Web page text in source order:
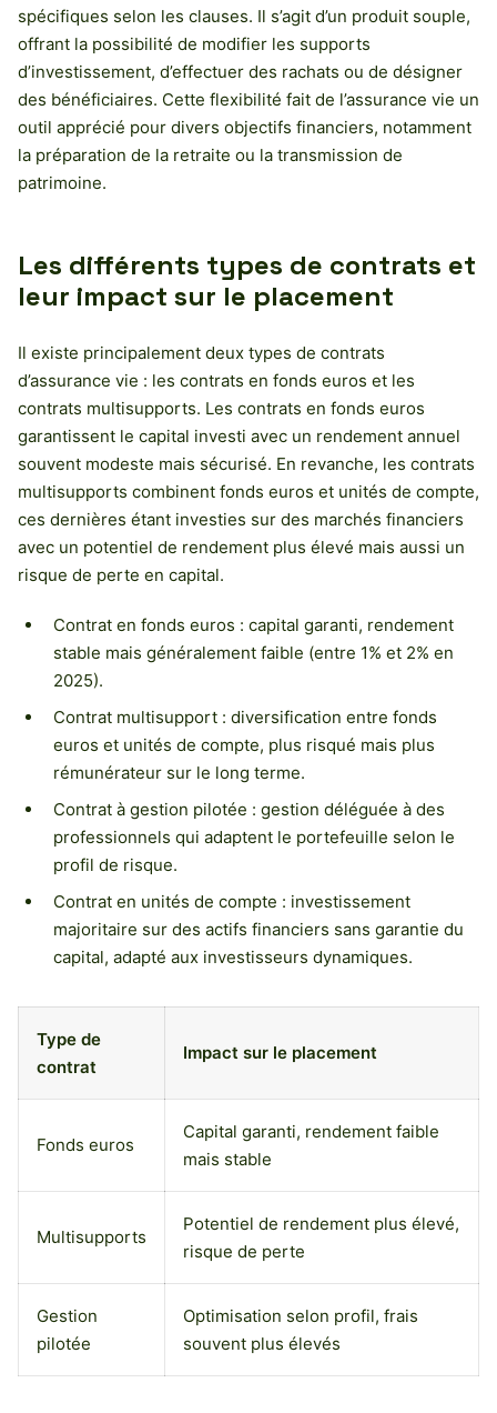
spécifiques selon les clauses. Il s’agit d’un produit souple,
offrant la possibilité de modifier les supports
d’investissement, d’effectuer des rachats ou de désigner
des bénéficiaires. Cette flexibilité fait de l’assurance vie un
outil apprécié pour divers objectifs financiers, notamment
la préparation de la retraite ou la transmission de
patrimoine.
Les différents types de contrats et
leur impact sur le placement
Il existe principalement deux types de contrats
d’assurance vie : les contrats en fonds euros et les
contrats multisupports. Les contrats en fonds euros
garantissent le capital investi avec un rendement annuel
souvent modeste mais sécurisé. En revanche, les contrats
multisupports combinent fonds euros et unités de compte,
ces dernières étant investies sur des marchés financiers
avec un potentiel de rendement plus élevé mais aussi un
risque de perte en capital.
Contrat en fonds euros : capital garanti, rendement
stable mais généralement faible (entre 1% et 2% en
2025).
Contrat multisupport : diversification entre fonds
euros et unités de compte, plus risqué mais plus
rémunérateur sur le long terme.
Contrat à gestion pilotée : gestion déléguée à des
professionnels qui adaptent le portefeuille selon le
profil de risque.
Contrat en unités de compte : investissement
majoritaire sur des actifs financiers sans garantie du
capital, adapté aux investisseurs dynamiques.
Type de
contrat
Impact sur le placement
Fonds euros
Capital garanti, rendement faible
mais stable
Multisupports
Potentiel de rendement plus élevé,
risque de perte
Gestion
pilotée
Optimisation selon profil, frais
souvent plus élevés